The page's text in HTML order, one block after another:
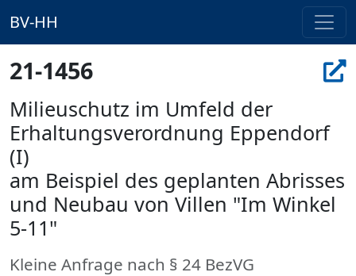
BV-HH
21-1456
Milieuschutz im Umfeld der
Erhaltungsverordnung Eppendorf
(I)
am Beispiel des geplanten Abrisses
und Neubau von Villen "Im Winkel
5-11"
Kleine Anfrage nach § 24 BezVG